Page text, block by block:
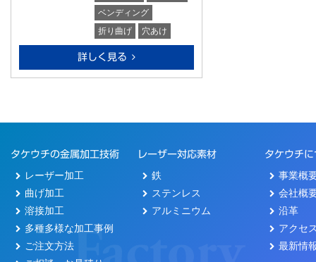
ベンディング
折り曲げ
穴あけ
詳しく見る
タケウチの金属加工技術
レーザー加工
曲げ加工
溶接加工
多種多様な加工事例
ご注文方法
レーザー対応素材
鉄
ステンレス
アルミニウム
タケウチ
事業概
会社概
沿革
アクセ
最新情